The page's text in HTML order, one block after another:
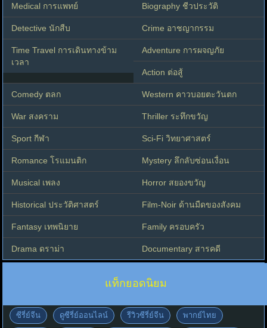
Medical การแพทย์ Biography ชีวประวัติ
Detective นักสืบ Crime อาชญากรรม
Time Travel การเดินทางข้าม
เวลา
Adventure การผจญภัย
Action ต่อสู้
Comedy ตลก Western คาวบอยตะวันตก
War สงคราม Thriller ระทึกขวัญ
Sport กีฬา Sci-Fi วิทยาศาสตร์
Romance โรแมนติก Mystery ลึกลับซ่อนเงื่อน
Musical เพลง Horror สยองขวัญ
Historical ประวัติศาสตร์ Film-Noir ด้านมืดของสังคม
Fantasy เทพนิยาย Family ครอบครัว
Drama ดราม่า Documentary สารคดี
แท็กยอดนิยม
ซีรี่ย์จีน ดูซีรี่ย์ออนไลน์ รีวิวซีรี่ย์จีน พากย์ไทย